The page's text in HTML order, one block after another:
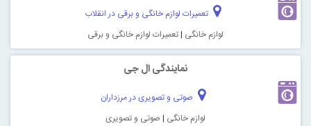
تعمیرات لوازم خانگی و برقی در انقلاب
لوازم خانگی |تعمیرات لوازم خانگی و برقی
نمایندگی ال جی
صوتی و تصویری در مرزداران
لوازم خانگی | صوتی و تصویری